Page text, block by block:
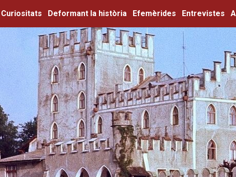
Curiositats Deformant la història Efemèrides Entrevistes